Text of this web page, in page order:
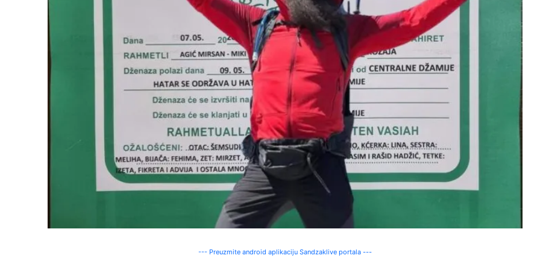
--- Preuzmite android aplikaciju Sandzaklive portala ---